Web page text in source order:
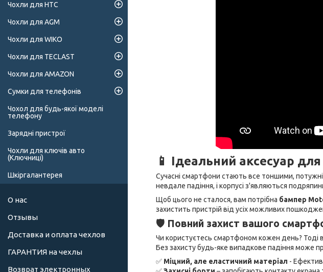
📱 Ідеальний аксесуар
Сучасні смартфони стають все тоншими,
невдале падіння, і корпусі з'являються
Щоб цього не сталося, вам потрібна бампер
захистить пристрій від усіх можливих
🛡 Повний захист вашого
Чи користуєтесь смартфоном кожен день? Тоді
Без захисту будь-яке випадкове падіння може
✅ Міцний, але еластичний матеріал -
Чохли для HTC
Чохли для AGM
Чохли для WIKO
Чохли для TECLAST
Чохли для AMAZON
Сумки для телефонів
Чохол для будь-якої моделі
телефону
Зарядні пристрої
Чохли для ключів авто
(Ключниці)
Шкіргалантерея
О нас
Отзывы
Доставка и оплата чехлов
ГАРАНТИЯ на чехлы
Возврат электронных